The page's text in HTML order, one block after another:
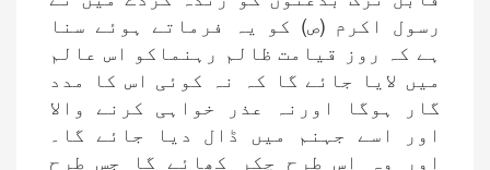
رسول اکرم (ص) کو یہ فرماتے ہوئے سنا
ہے کہ روز قیامت ظالم رہنماکو اس عالم
میں لایا جائے گا کہ نہ کوئی اس کا مدد
گار ہوگا اورنہ عذر خواہی کرنے والا
اور اسے جہنم میں ڈال دیا جائے گا۔
اور وہ اس طرح چکر کھائے گا جس طرح